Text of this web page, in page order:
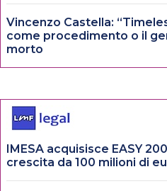
Vincenzo Castella:
come procedimento o il
morto
IMESA acquisisce EASY
crescita da 100 milioni di